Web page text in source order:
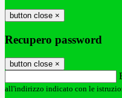
button close ×
Recupero password
button close ×
all'indirizzo indicato con le